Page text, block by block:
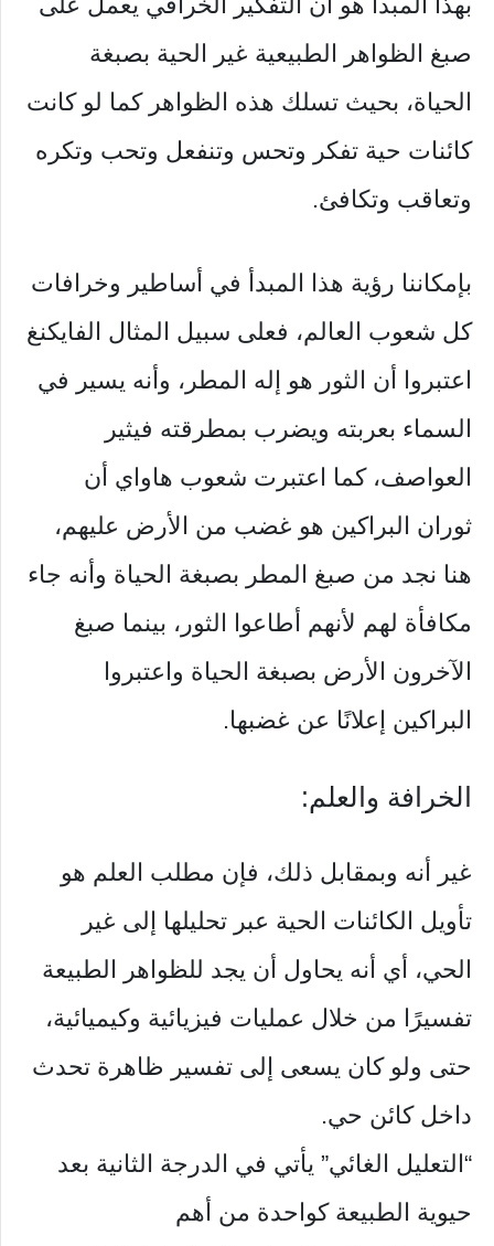
صبغ الظواهر الطبيعية غير الحية بصبغة
الحياة، بحيث تسلك هذه الظواهر كما لو كانت
كائنات حية تفكر وتحس وتنفعل وتحب وتكره
وتعاقب وتكافئ.
بإمكاننا رؤية هذا المبدأ في أساطير وخرافات
كل شعوب العالم، فعلى سبيل المثال الفايكنغ
اعتبروا أن الثور هو إله المطر، وأنه يسير في
السماء بعربته ويضرب بمطرقته فيثير
العواصف، كما اعتبرت شعوب هاواي أن
ثوران البراكين هو غضب من الأرض عليهم،
هنا نجد من صبغ المطر بصبغة الحياة وأنه جاء
مكافأة لهم لأنهم أطاعوا الثور، بينما صبغ
الآخرون الأرض بصبغة الحياة واعتبروا
البراكين إعلانًا عن غضبها.
الخرافة والعلم:
غير أنه وبمقابل ذلك، فإن مطلب العلم هو
تأويل الكائنات الحية عبر تحليلها إلى غير
الحي، أي أنه يحاول أن يجد للظواهر الطبيعة
تفسيرًا من خلال عمليات فيزيائية وكيميائية،
حتى ولو كان يسعى إلى تفسير ظاهرة تحدث
داخل كائن حي.
“التعليل الغائي” يأتي في الدرجة الثانية بعد
حيوية الطبيعة كواحدة من أهم